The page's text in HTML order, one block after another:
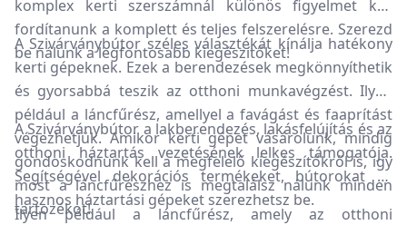
komplex kerti szerszámnál különös figyelmet kell
fordítanunk a komplett és teljes felszerelésre. Szerezd
be nálunk a legfontosabb kiegészítőket!
A Szivárványbútor széles választékát kínálja hatékony
kerti gépeknek. Ezek a berendezések megkönnyíthetik
és gyorsabbá teszik az otthoni munkavégzést. Ilyen
például a láncfűrész, amellyel a favágást és faaprítást
végezhetjük. Amikor kerti gépet vásárolunk, mindig
gondoskodnunk kell a megfelelő kiegészítőkről is, így
most a láncfűrészhez is megtalálsz nálunk minden
tartozékot!
A Szivárványbútor a lakberendezés, lakásfelújítás és az
otthoni háztartás vezetésének lelkes támogatója.
Segítségével dekorációs termékeket, bútorokat és
hasznos háztartási gépeket szerezhetsz be.
Ilyen például a láncfűrész, amely az otthoni